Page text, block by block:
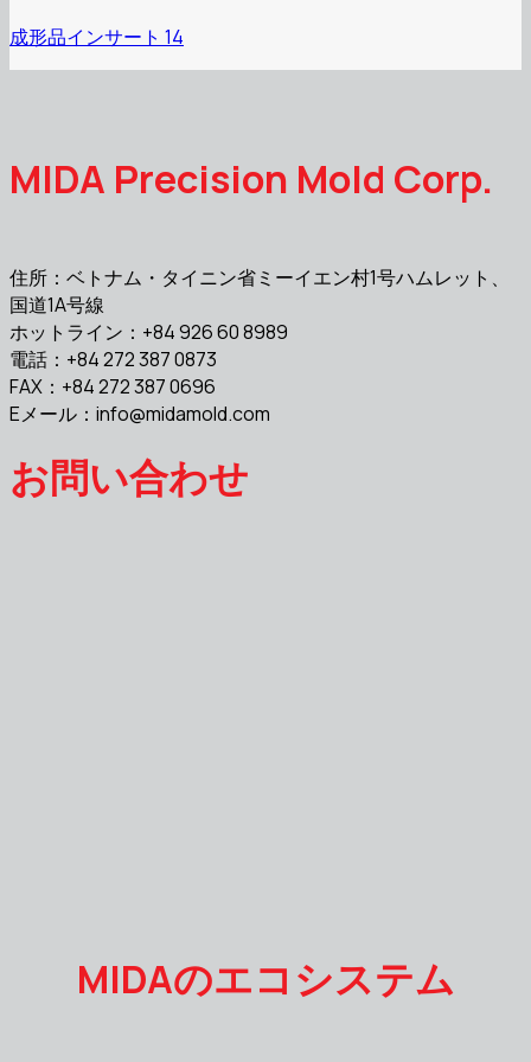
成形品インサート 14
MIDA Precision Mold Corp.
住所：ベトナム・タイニン省ミーイエン村1号ハムレット、
国道1A号線
ホットライン：+84 926 60 8989
電話：+84 272 387 0873
FAX：+84 272 387 0696
Eメール： info@midamold.com
お問い合わせ
MIDAのエコシステム